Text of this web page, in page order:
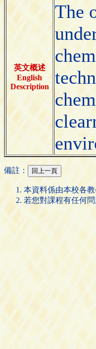
英文概述
English
Description
The
備註：
本資料係由本校各
若您對課程有任何